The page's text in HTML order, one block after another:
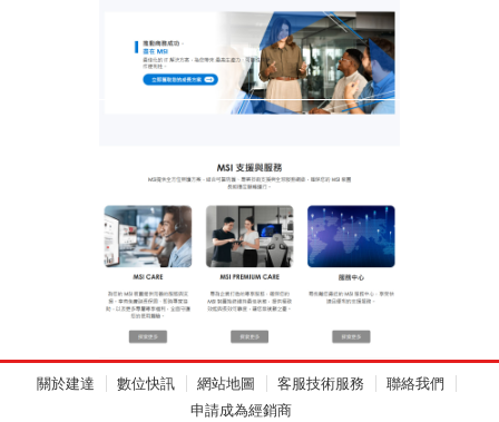
關於建達 數位快訊 網站地圖 客服技術服務
聯絡我們
申請成為經銷商